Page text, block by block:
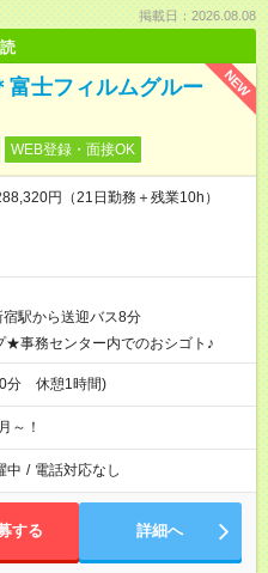
掲載日：2026.08.08
NEW
富士フィルムグルー
WEB登録・面接OK
円（21日勤務＋残業10h）
宿駅から送迎バス8分
事務センター内でのおシゴト♪
分 休憩1時間)
～！
中 / 電話対応なし
する 詳細へ